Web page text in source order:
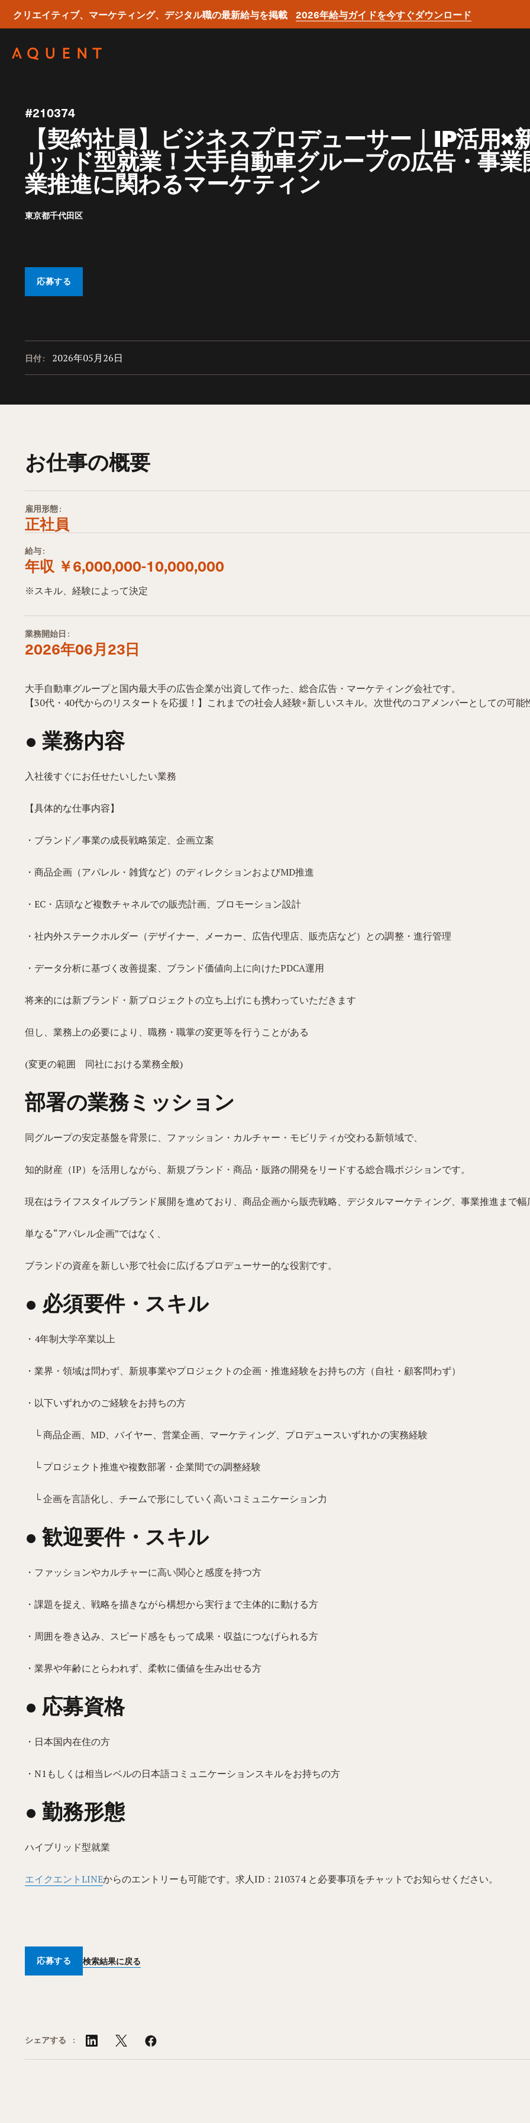
クリエイティブ、マーケティング、デジタル職の最新給与を掲載
2026年給与ガイドを今すぐダウンロード
#210374
【契約社員】ビジネスプロデューサー｜IP活
リッド型就業！大手自動車グループの広告・事
業推進に関わるマーケティン
東京都千代田区
応募する
日付: 2026年05月26日
お仕事の概要
雇用形態:
正社員
給与:
年収 ￥6,000,000-10,000,000
※スキル、経験によって決定
業務開始日:
2026年06月23日
大手自動車グループと国内最大手の広告企業が出資して作った、総合広告・マーケティング会社です。
【30代・40代からのリスタートを応援！】これまでの社会人経験×新しいスキル。次世代のコアメンバーとしての可能
● 業務内容​
入社後すぐにお任せたいしたい業務
【具体的な仕事内容】
・ブランド／事業の成長戦略策定、企画立案
・商品企画（アパレル・雑貨など）のディレクションおよびMD推進
・EC・店頭など複数チャネルでの販売計画、プロモーション設計
・社内外ステークホルダー（デザイナー、メーカー、広告代理店、販売店など）との調整・進行管理
・データ分析に基づく改善提案、ブランド価値向上に向けたPDCA運用
将来的には新ブランド・新プロジェクトの立ち上げにも携わっていただきます
但し、業務上の必要により、職務・職掌の変更等を行うことがある
(変更の範囲 同社における業務全般)
部署の業務ミッション
同グループの安定基盤を背景に、ファッション・カルチャー・モビリティが交わる新領域で、
知的財産（IP）を活用しながら、新規ブランド・商品・販路の開発をリードする総合職ポジションです。
現在はライフスタイルブランド展開を進めており、商品企画から販売戦略、デジタルマーケティング、事業推進まで幅
単なる“アパレル企画”ではなく、
ブランドの資産を新しい形で社会に広げるプロデューサー的な役割です。
● 必須要件・スキル
・4年制大学卒業以上
・業界・領域は問わず、新規事業やプロジェクトの企画・推進経験をお持ちの方（自社・顧客問わず）
・以下いずれかのご経験をお持ちの方
└ 商品企画、MD、バイヤー、営業企画、マーケティング、プロデュースいずれかの実務経験
└ プロジェクト推進や複数部署・企業間での調整経験
└ 企画を言語化し、チームで形にしていく高いコミュニケーション力
● 歓迎要件・スキル
・ファッションやカルチャーに高い関心と感度を持つ方
・課題を捉え、戦略を描きながら構想から実行まで主体的に動ける方
・周囲を巻き込み、スピード感をもって成果・収益につなげられる方
・業界や年齢にとらわれず、柔軟に価値を生み出せる方
● 応募資格
・日本国内在住の方
・N1もしくは相当レベルの日本語コミュニケーションスキルをお持ちの方
● 勤務形態
ハイブリッド型就業
エイクエントLINEからのエントリーも可能です。求人ID：210374​ と必要事項をチャットでお知らせください。
応募する 検索結果に戻る
シェアする :